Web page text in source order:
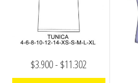
$3.900- $11.302